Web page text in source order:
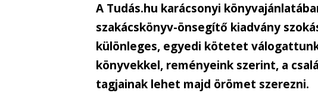
A Tudás.hu karácsonyi
szakácskönyv-önsegítő kiadvány
különleges, egyedi kötetet
könyvekkel, reményeink szerint, a
tagjainak lehet majd örömet szerezni.